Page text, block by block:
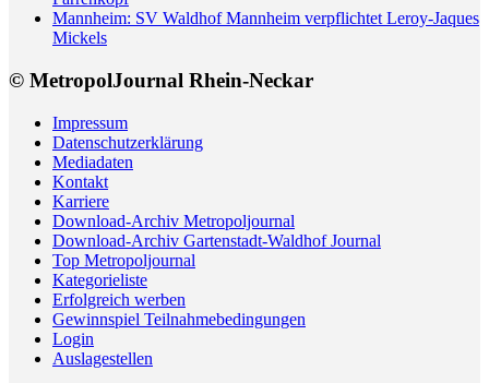
Mannheim: SV Waldhof Mannheim verpflichtet Leroy-Jaques
Mickels
© MetropolJournal Rhein-Neckar
Impressum
Datenschutzerklärung
Mediadaten
Kontakt
Karriere
Download-Archiv Metropoljournal
Download-Archiv Gartenstadt-Waldhof Journal
Top Metropoljournal
Kategorieliste
Erfolgreich werben
Gewinnspiel Teilnahmebedingungen
Login
Auslagestellen